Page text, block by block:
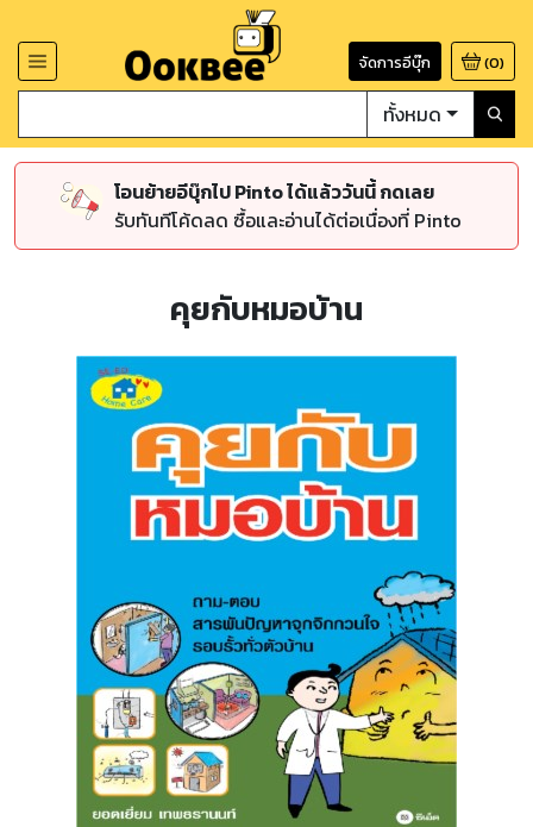
จัดการอีบุ๊ก (0)
ทั้งหมด
โอนย้ายอีบุ๊กไป Pinto ได้แล้ววันนี้ กดเลย
รับทันทีโค้ดลด ซื้อและอ่านได้ต่อเนื่องที่ Pinto
คุยกับหมอบ้าน